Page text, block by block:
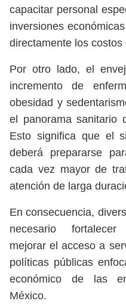
capacitar personal
inversiones
directamente los
Por otro lado, el
incremento de
obesidad y
el panorama sanitario
Esto significa que el
deberá prepararse
cada vez mayor de
atención de larga
En consecuencia,
necesario fortalecer
mejorar el acceso a
políticas públicas
económico de las
México.